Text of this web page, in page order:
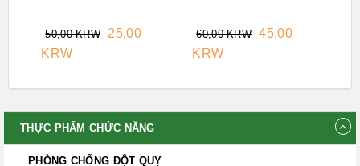
50,00 KRW
25,00
KRW
60,00 KRW
45,00
KRW
THỰC PHẨM CHỨC NĂNG
PHÒNG CHỐNG ĐỘT QUỴ